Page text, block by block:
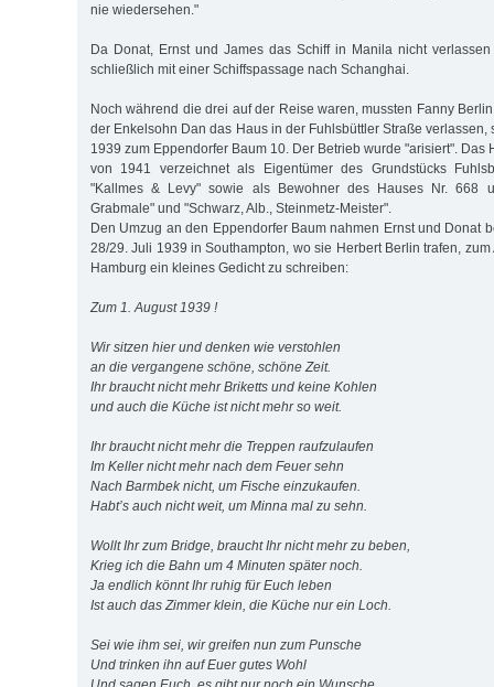
nie wiedersehen."
Da Donat, Ernst und James das Schiff in Manila nicht
schließlich mit einer Schiffspassage nach Schanghai.
Noch während die drei auf der Reise waren, mussten Fanny
der Enkelsohn Dan das Haus in der Fuhlsbüttler Straße verlassen,
1939 zum Eppendorfer Baum 10. Der Betrieb wurde "arisiert". Das
von 1941 verzeichnet als Eigentümer des Grundstücks
"Kallmes & Levy" sowie als Bewohner des Hauses Nr. 668
Grabmale" und "Schwarz, Alb., Steinmetz-Meister".
Den Umzug an den Eppendorfer Baum nahmen Ernst und Donat
28/29. Juli 1939 in Southampton, wo sie Herbert Berlin trafen,
Hamburg ein kleines Gedicht zu schreiben:
Zum 1. August 1939 !
Wir sitzen hier und denken wie verstohlen
an die vergangene schöne, schöne Zeit.
Ihr braucht nicht mehr Briketts und keine Kohlen
und auch die Küche ist nicht mehr so weit.
Ihr braucht nicht mehr die Treppen raufzulaufen
Im Keller nicht mehr nach dem Feuer sehn
Nach Barmbek nicht, um Fische einzukaufen.
Habt’s auch nicht weit, um Minna mal zu sehn.
Wollt Ihr zum Bridge, braucht Ihr nicht mehr zu beben,
Krieg ich die Bahn um 4 Minuten später noch.
Ja endlich könnt Ihr ruhig für Euch leben
Ist auch das Zimmer klein, die Küche nur ein Loch.
Sei wie ihm sei, wir greifen nun zum Punsche
Und trinken ihn auf Euer gutes Wohl